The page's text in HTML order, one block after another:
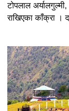
टोपलाल
राखिएका काँक्रा ।